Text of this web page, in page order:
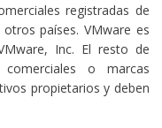
registradas de
países. VMware es
Inc. El resto de
o marcas
propietarios y deben